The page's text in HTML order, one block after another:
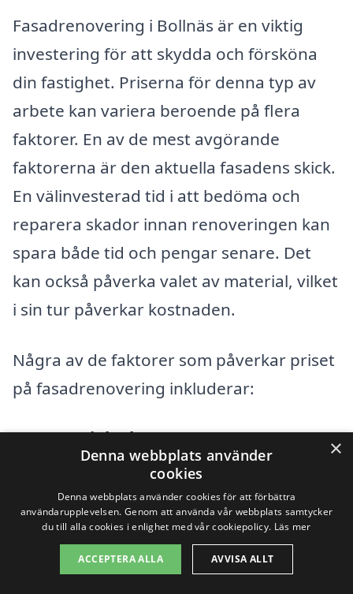
Fasadrenovering i Bollnäs är en viktig
investering för att skydda och försköna
din fastighet. Priserna för denna typ av
arbete kan variera beroende på flera
faktorer. En av de mest avgörande
faktorerna är den aktuella fasadens skick.
En välinvesterad tid i att bedöma och
reparera skador innan renoveringen kan
spara både tid och pengar senare. Det
kan också påverka valet av material, vilket
i sin tur påverkar kostnaden.
Några av de faktorer som påverkar priset
på fasadrenovering inkluderar:
Materialval:Valet av skräddarsydda
eller standardiserade material
kommer att påverka kostnaden.
Exklusiva material kan öka den totala
kostnaden för renoveringen.
×
Denna webbplats använder
cookies
Denna webbplats använder cookies för att förbättra
användarupplevelsen. Genom att använda vår webbplats samtycker
du till alla cookies i enlighet med vår cookiepolicy. Läs mer
ACCEPTERA ALLA AVVISA ALLT